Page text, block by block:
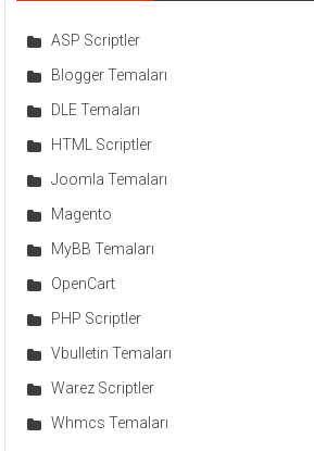
ASP Scriptler
Blogger Temaları
DLE Temaları
HTML Scriptler
Joomla Temaları
Magento
MyBB Temaları
OpenCart
PHP Scriptler
Vbulletin Temaları
Warez Scriptler
Whmcs Temaları